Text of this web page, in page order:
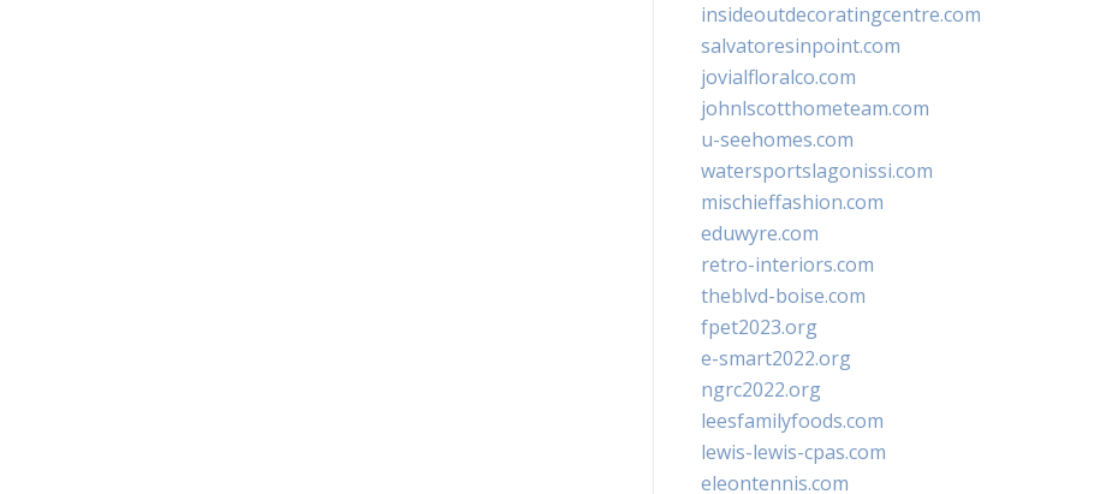
insideoutdecoratingcentre.com
salvatoresinpoint.com
jovialfloralco.com
johnlscotthometeam.com
u-seehomes.com
watersportslagonissi.com
mischieffashion.com
eduwyre.com
retro-interiors.com
theblvd-boise.com
fpet2023.org
e-smart2022.org
ngrc2022.org
leesfamilyfoods.com
lewis-lewis-cpas.com
eleontennis.com